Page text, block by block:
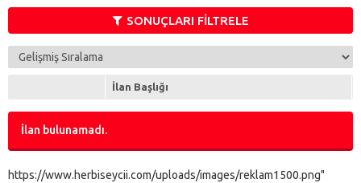
SONUÇLARI FİLTRELE
İlan Başlığı
İlan bulunamadı.
https://www.herbiseycii.com/uploads/images/reklam1500.png"